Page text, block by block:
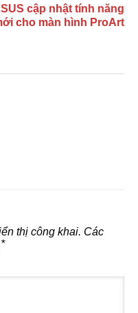
cập nhật tính năng
cho màn hình ProArt
thị công khai. Các
*